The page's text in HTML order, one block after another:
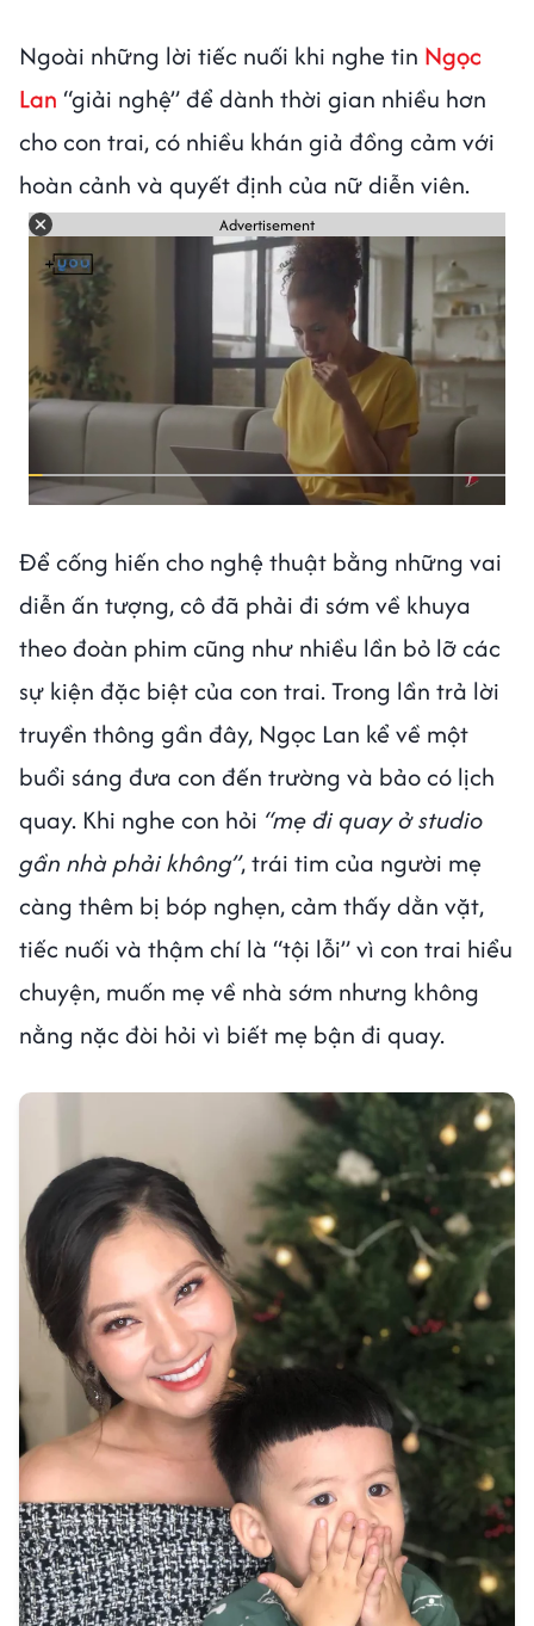
Ngoài những lời tiếc nuối khi nghe tin Ngọc
Lan “giải nghệ” để dành thời gian nhiều hơn
cho con trai, có nhiều khán giả đồng cảm với
hoàn cảnh và quyết định của nữ diễn viên.
Advertisement
Để cống hiến cho nghệ thuật bằng những vai
diễn ấn tượng, cô đã phải đi sớm về khuya
theo đoàn phim cũng như nhiều lần bỏ lỡ các
sự kiện đặc biệt của con trai. Trong lần trả lời
truyền thông gần đây, Ngọc Lan kể về một
buổi sáng đưa con đến trường và bảo có lịch
quay. Khi nghe con hỏi “mẹ đi quay ở studio
gần nhà phải không”, trái tim của người mẹ
càng thêm bị bóp nghẹn, cảm thấy dằn vặt,
tiếc nuối và thậm chí là “tội lỗi” vì con trai hiểu
chuyện, muốn mẹ về nhà sớm nhưng không
nằng nặc đòi hỏi vì biết mẹ bận đi quay.